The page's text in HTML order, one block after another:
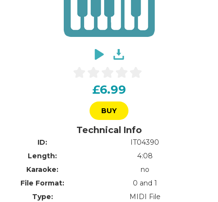
£6.99
BUY
Technical Info
ID:
IT04390
Length:
4:08
Karaoke:
no
File Format:
0 and 1
Type:
MIDI File